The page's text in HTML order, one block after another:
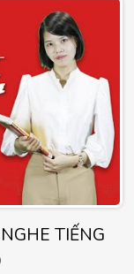
TIẾNG